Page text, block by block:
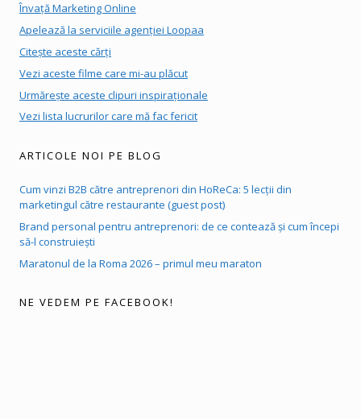
Învață Marketing Online
Apelează la serviciile agenției Loopaa
Citește aceste cărți
Vezi aceste filme care mi-au plăcut
Urmărește aceste clipuri inspiraționale
Vezi lista lucrurilor care mă fac fericit
ARTICOLE NOI PE BLOG
Cum vinzi B2B către antreprenori din HoReCa: 5 lecții din
marketingul către restaurante (guest post)
Brand personal pentru antreprenori: de ce contează și cum începi
să-l construiești
Maratonul de la Roma 2026 – primul meu maraton
NE VEDEM PE FACEBOOK!